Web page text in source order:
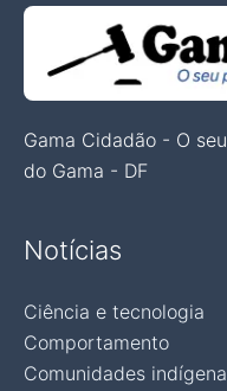
Gama Cidadão - O
do Gama - DF
Notícias
Ciência e tecnologia
Comportamento
Comunidades